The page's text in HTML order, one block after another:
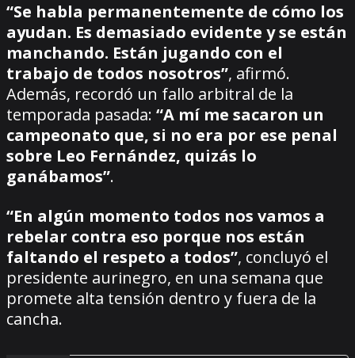
“Se habla permanentemente de cómo los
ayudan. Es demasiado evidente y se están
manchando. Están jugando con el
trabajo de todos nosotros”, afirmó.
Además, recordó un fallo arbitral de la
temporada pasada: “A mí me sacaron un
campeonato que, si no era por ese penal
sobre Leo Fernández, quizás lo
ganábamos”.
“En algún momento todos nos vamos a
rebelar contra eso porque nos están
faltando el respeto a todos”, concluyó el
presidente aurinegro, en una semana que
promete alta tensión dentro y fuera de la
cancha.